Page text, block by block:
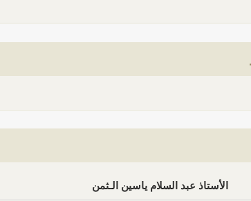
الأستاذ عبد السلام ياسين الـثمن